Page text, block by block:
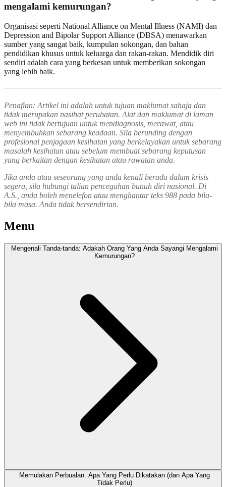
mengalami kemurungan?
Organisasi seperti National Alliance on Mental Illness (NAMI) dan
Depression and Bipolar Support Alliance (DBSA) menawarkan
sumber yang sangat baik, kumpulan sokongan, dan bahan
pendidikan khusus untuk keluarga dan rakan-rakan. Mendidik diri
sendiri adalah cara yang berkesan untuk memberikan sokongan
yang lebih baik.
Penafian: Artikel ini adalah untuk tujuan maklumat sahaja dan
tidak merupakan nasihat perubatan. Alat dan maklumat di laman
web ini tidak bertujuan untuk mendiagnosis, merawat, atau
menyembuhkan sebarang keadaan. Sila berunding dengan
profesional penjagaan kesihatan yang berkelayakan untuk sebarang
masalah kesihatan atau sebelum membuat sebarang keputusan
yang berkaitan dengan kesihatan atau rawatan anda.
Jika anda atau seseorang yang anda kenali berada dalam krisis
segera, sila hubungi talian pencegahan bunuh diri nasional. Di
A.S., anda boleh menelefon atau menghantar teks 988 pada bila-
bila masa. Anda tidak bersendirian.
Menu
Mengenali Tanda-tanda: Adakah Orang Yang Anda Sayangi Mengalami
Kemurungan?
Memulakan Perbualan: Apa Yang Perlu Dikatakan (dan Apa Yang
Tidak Perlu)